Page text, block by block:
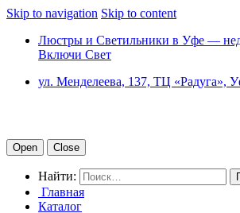
Skip to navigation Skip to content
Люстры и Светильники в Уфе —
Включи Свет
ул. Менделеева, 137, ТЦ «Радуга»,
Open Close
Найти:
Главная
Каталог